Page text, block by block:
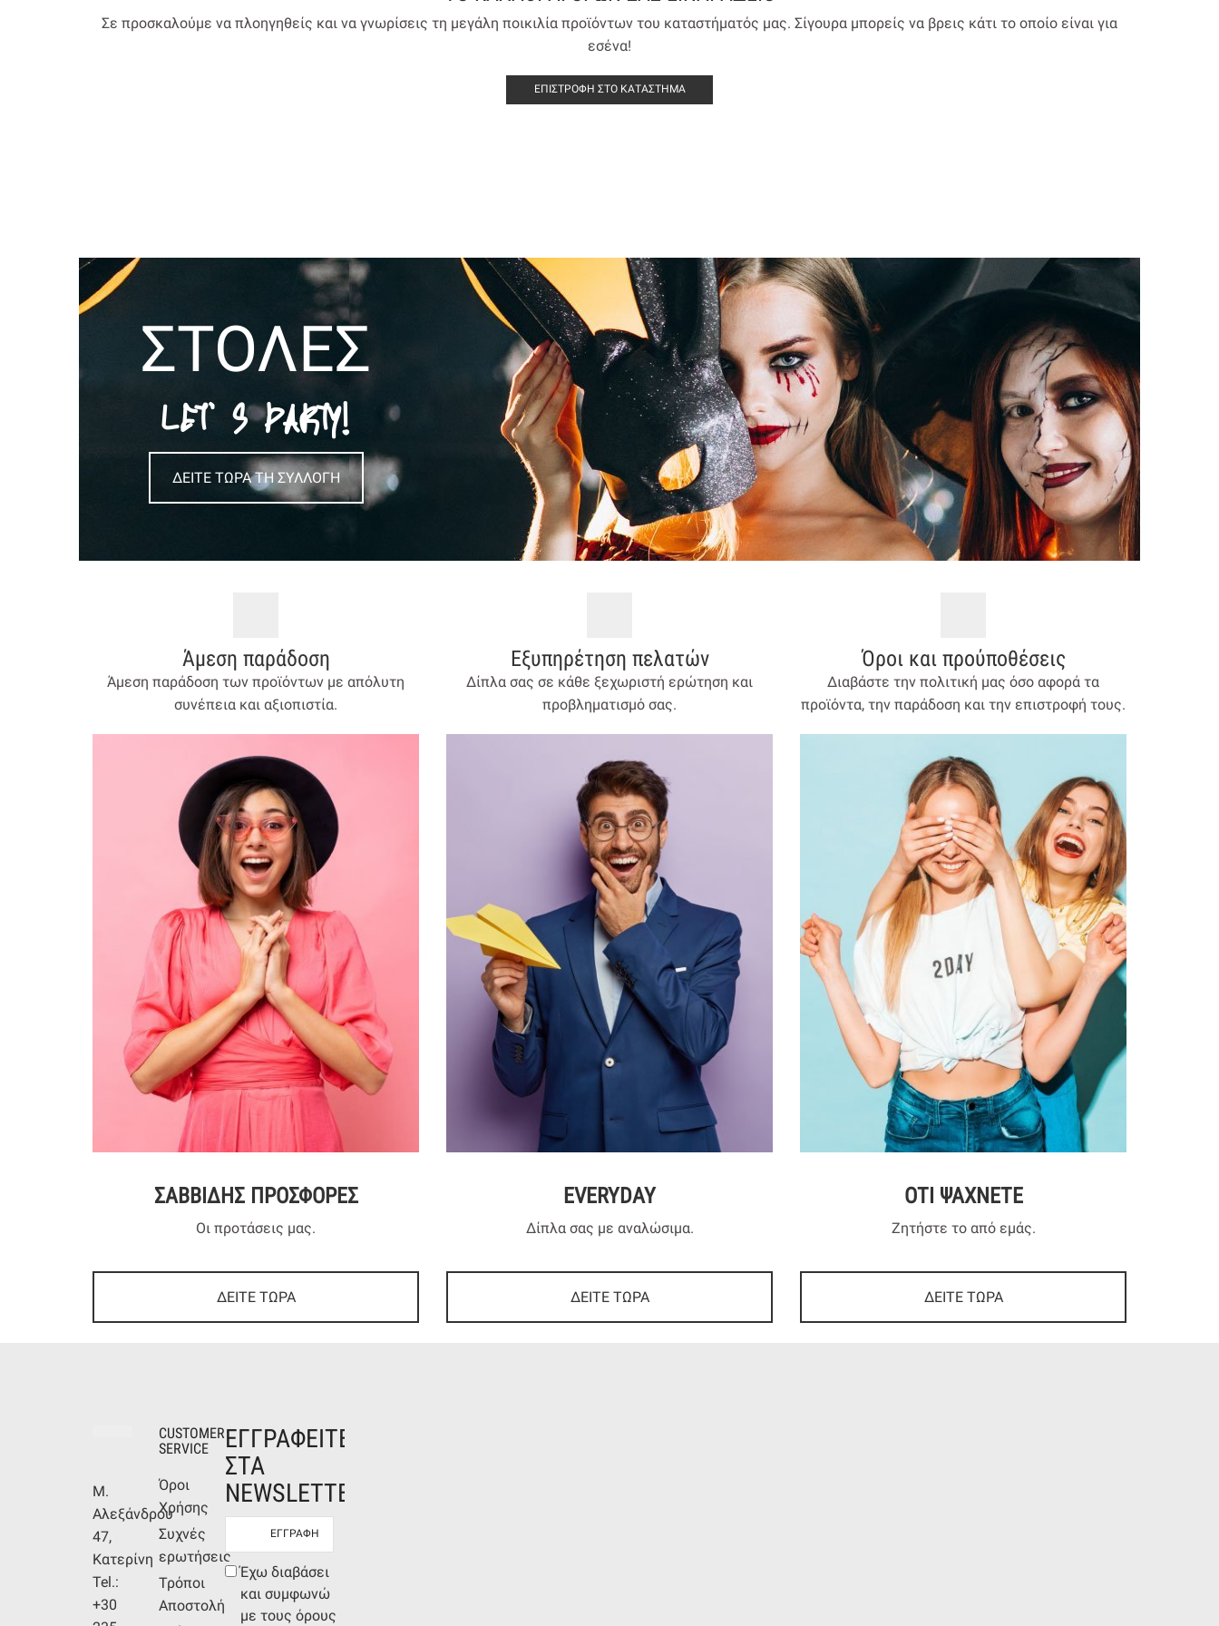
Σε προσκαλούμε να πλοηγηθείς και να γνωρίσεις τη μεγάλη ποικιλία προϊόντων του καταστήματός μας. Σίγουρα μπορείς να βρεις κάτι το οποίο είναι για
εσένα!
ΕΠΙΣΤΡΟΦΉ ΣΤΟ ΚΑΤΆΣΤΗΜΑ
ΣΤΟΛΕΣ
LET’ S PARTY!
ΔΕΙΤΕ ΤΩΡΑ ΤΗ ΣΥΛΛΟΓΗ
Άμεση παράδοση
Άμεση παράδοση των προϊόντων με απόλυτη
συνέπεια και αξιοπιστία.
Εξυπηρέτηση πελατών
Δίπλα σας σε κάθε ξεχωριστή ερώτηση και
προβληματισμό σας.
Όροι και προύποθέσεις
Διαβάστε την πολιτική μας όσο αφορά τα
προϊόντα, την παράδοση και την επιστροφή τους.
ΣΑΒΒΙΔΗΣ ΠΡΟΣΦΟΡΕΣ
Οι προτάσεις μας.
ΔΕΙΤΕ ΤΩΡΑ
EVERYDAY
Δίπλα σας με αναλώσιμα.
ΔΕΙΤΕ ΤΩΡΑ
ΟΤΙ ΨΑΧΝΕΤΕ
Ζητήστε το από εμάς.
ΔΕΙΤΕ ΤΩΡΑ
Μ.
Αλεξάνδρου
47,
Κατερίνη
Tel.:
+30
CUSTOMER
SERVICE
Όροι
Χρήσης
Συχνές
ερωτήσεις
Τρόποι
Αποστολής
ΕΓΓΡΑΦΕΙΤΕ
ΣΤΑ
NEWSLETTERS
Newsletter
Συμφωνία
όρων
Έχω διαβάσει
και συμφωνώ
με τους όρους